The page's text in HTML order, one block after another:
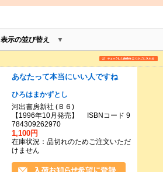
表示の並び替え
あなたって本当にいい人ですね
ひろはまかずとし
河出書房新社 (Ｂ６)
【1996年10月発売】 ISBNコード 9
784309262970
1,100円
在庫状況：品切れのためご注文いただ
けません